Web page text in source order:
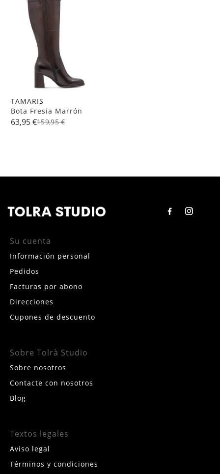
TAMARIS
Bota Fresia Marrón
63,95 €159,95 €
Su cuenta
Información personal
Pedidos
Facturas por abono
Direcciones
Cupones de descuento
Sobre Tolrà Studio
Sobre nosotros
Contacte con nosotros
Blog
Textos legales
Aviso legal
Términos y condiciones